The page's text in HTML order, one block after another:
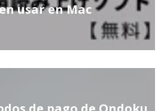
usar en Mac